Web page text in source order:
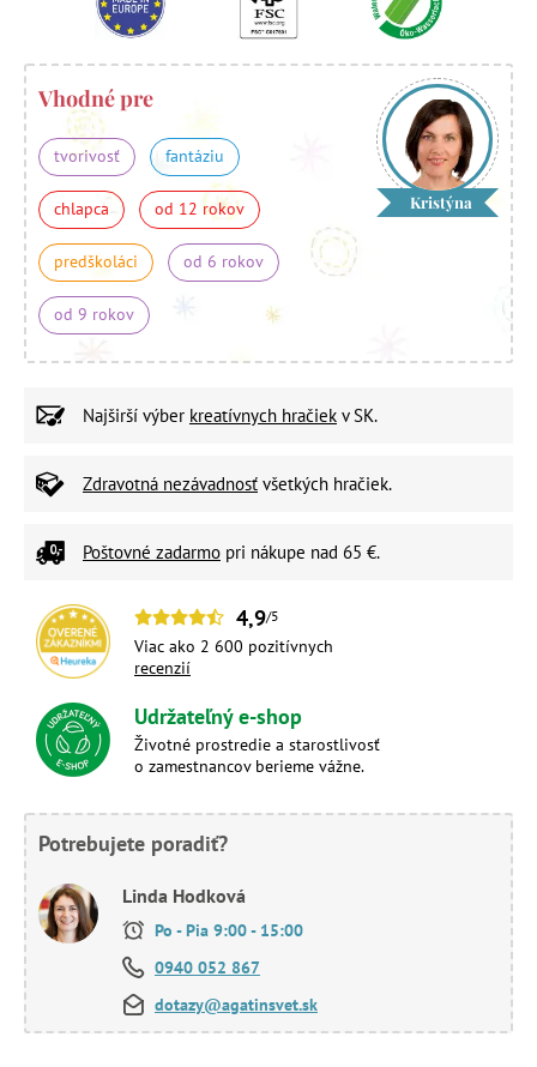
Vhodné pre
tvorivosť fantáziu
chlapca od 12 rokov
predškoláci od 6 rokov
od 9 rokov
Kristýna
Najširší výber kreatívnych hračiek v SK.
Zdravotná nezávadnosť všetkých hračiek.
Poštovné zadarmo pri nákupe nad 65 €.
4,9/5
Viac ako 2 600 pozitívnych
recenzií
Udržateľný e-shop
Životné prostredie a starostlivosť
o zamestnancov berieme vážne.
Potrebujete poradiť?
Linda Hodková
Po - Pia 9:00 - 15:00
0940 052 867
dotazy@agatinsvet.sk